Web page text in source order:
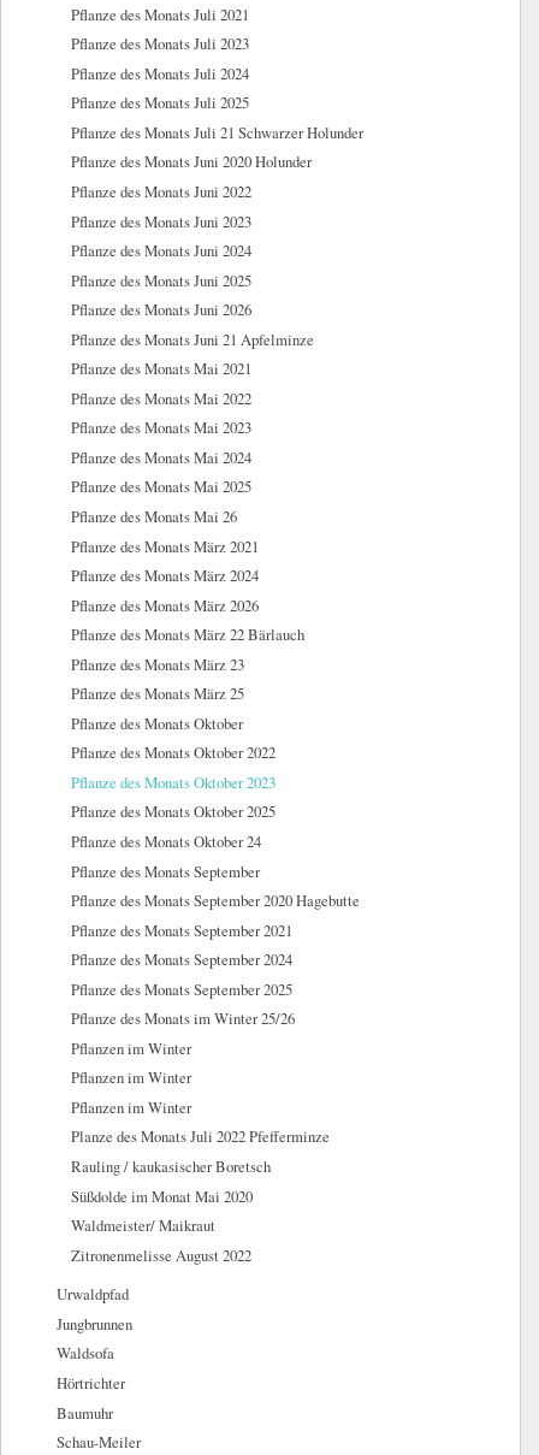
Pflanze des Monats Juli 2021
Pflanze des Monats Juli 2023
Pflanze des Monats Juli 2024
Pflanze des Monats Juli 2025
Pflanze des Monats Juli 21 Schwarzer Holunder
Pflanze des Monats Juni 2020 Holunder
Pflanze des Monats Juni 2022
Pflanze des Monats Juni 2023
Pflanze des Monats Juni 2024
Pflanze des Monats Juni 2025
Pflanze des Monats Juni 2026
Pflanze des Monats Juni 21 Apfelminze
Pflanze des Monats Mai 2021
Pflanze des Monats Mai 2022
Pflanze des Monats Mai 2023
Pflanze des Monats Mai 2024
Pflanze des Monats Mai 2025
Pflanze des Monats Mai 26
Pflanze des Monats März 2021
Pflanze des Monats März 2024
Pflanze des Monats März 2026
Pflanze des Monats März 22 Bärlauch
Pflanze des Monats März 23
Pflanze des Monats März 25
Pflanze des Monats Oktober
Pflanze des Monats Oktober 2022
Pflanze des Monats Oktober 2023
Pflanze des Monats Oktober 2025
Pflanze des Monats Oktober 24
Pflanze des Monats September
Pflanze des Monats September 2020 Hagebutte
Pflanze des Monats September 2021
Pflanze des Monats September 2024
Pflanze des Monats September 2025
Pflanze des Monats im Winter 25/26
Pflanzen im Winter
Pflanzen im Winter
Pflanzen im Winter
Planze des Monats Juli 2022 Pfefferminze
Rauling / kaukasischer Boretsch
Süßdolde im Monat Mai 2020
Waldmeister/ Maikraut
Zitronenmelisse August 2022
Urwaldpfad
Jungbrunnen
Waldsofa
Hörtrichter
Baumuhr
Schau-Meiler